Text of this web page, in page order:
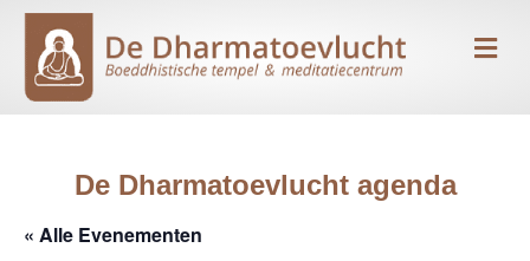
De Dharmatoevlucht agenda
« Alle Evenementen